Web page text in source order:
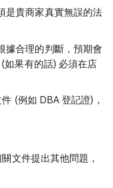
是貴商家真實無誤的法
據合理的判斷，預期會
如果有的話) 必須在店
(例如 DBA 登記證)，
文件提出其他問題，